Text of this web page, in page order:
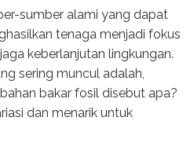
sumber alami yang dapat
tenaga menjadi fokus
keberlanjutan lingkungan.
sering muncul adalah,
bakar fosil disebut apa?
dan menarik untuk